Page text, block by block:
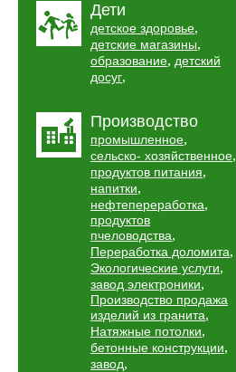
Дети
детское здоровье,
детские магазины,
образование, детский
досуг,
Производство
промышленное,
сельско- хозяйственное,
продуктов питания,
напитки,
нефтепереработка,
продуктов
пчеловодства,
Переработка доломита,
Экологические услуги,
завод электроники,
Производство продажа
изделий из гранита,
Натяжные потолки,
бетонные конструкции,
завод,